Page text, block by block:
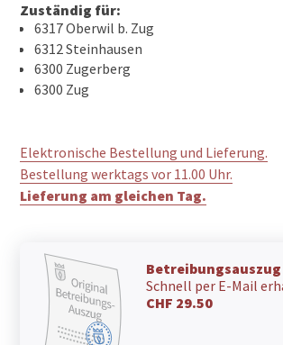
Zuständig für:
6317 Oberwil b. Zug
6312 Steinhausen
6300 Zugerberg
6300 Zug
Elektronische Bestellung und Lieferung.
Bestellung werktags vor 11.00 Uhr.
Lieferung am gleichen Tag.
Betreibungsauszug
Schnell per E-Mail
CHF 29.50